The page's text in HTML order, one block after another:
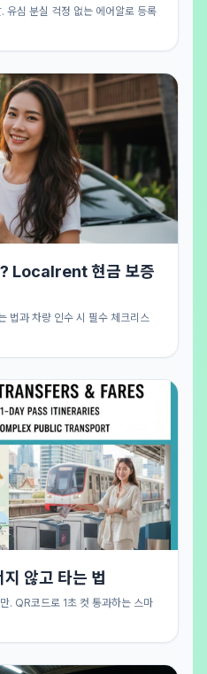
유심 분실 걱정 없는 에어알로 등록
? Localrent 현금 보증
법과 차량 인수 시 필수 체크리스
않고 타는 법
. QR코드로 1초 컷 통과하는 스마